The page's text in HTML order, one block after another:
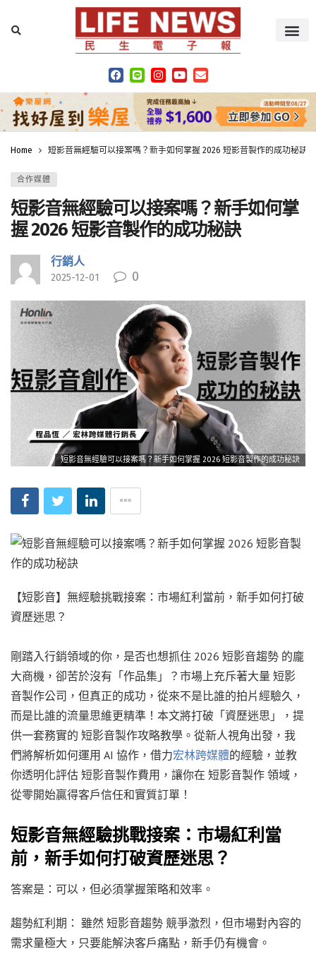
Home 短影音無經驗可以接案嗎？新手如何掌握 2026 短影音製作的成功秘訣
合作媒體
短影音無經驗可以接案嗎？新手如何掌
握 2026 短影音製作的成功秘訣
行銷人
2025-12-01 0
短影音無經驗可以接案嗎？新手如何掌握 2026 短影音製作的成功秘訣
【短影音】無經驗挑戰接案：市場紅利當前，新手如何打破
資歷迷思？
剛踏入行銷領域的你，是否也想抓住 2026 短影音趨勢 的龐
大商機，卻苦於沒有「作品集」？市場上充斥著大量 短影
音製作公司，但真正的成功，從來不是比誰的拍片經驗久，
而是比誰的流量思維更精準！本文將打破「資歷迷思」，提
供一套務實的 短影音製作攻略教學。從新人視角出發，我
們將解析如何運用 AI 協作，借力宏林跨媒體的經驗，並教
你透明化評估 短影音製作費用，讓你在 短影音製作 領域，
從零開始贏得客戶信任和實質訂單！
短影音無經驗挑戰接案：市場紅利當
前，新手如何打破資歷迷思？
答案是：可以，但必須掌握策略和效率。
趨勢紅利期： 雖然 短影音趨勢 競爭激烈，但市場對內容的
需求量極大，只要能解決客戶痛點，新手仍有機會。